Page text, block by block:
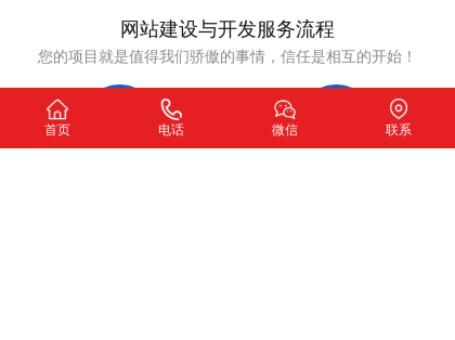
网站建设与开发服务流程
您的项目就是值得我们骄傲的事情，信任是相互的开始！
首页 电话 微信 联系